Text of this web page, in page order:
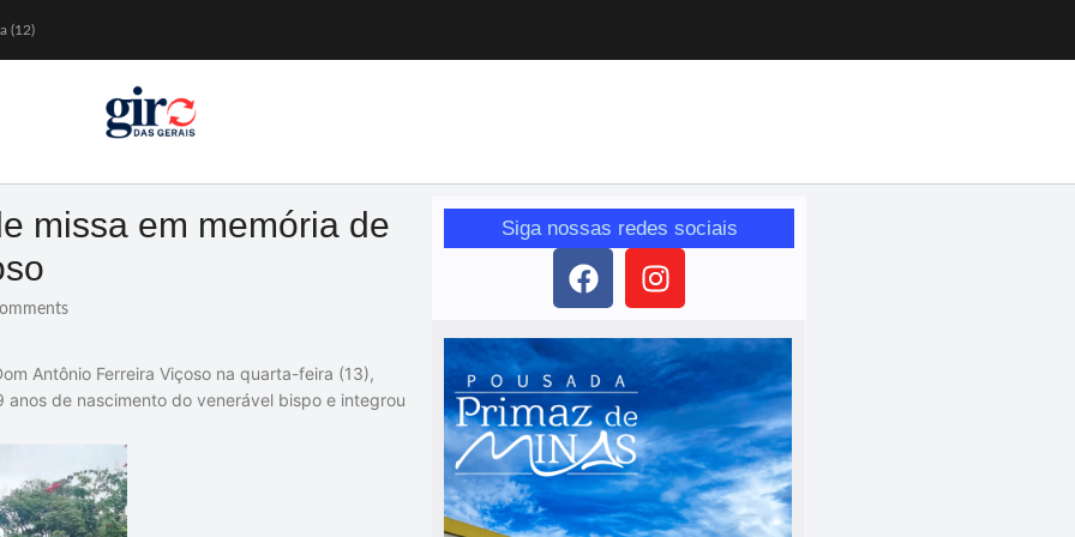
(12)
de glicose
missa em memória de
Antônio Ferreira Viçoso na quarta-feira (13),
anos de nascimento do venerável bispo e integrou
Siga nossas redes sociais